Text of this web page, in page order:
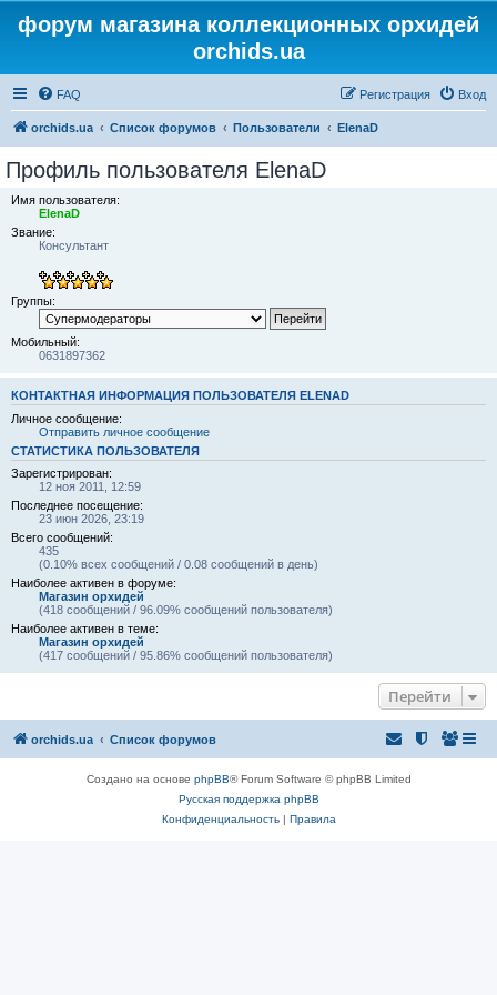
форум магазина коллекционных орхидей
orchids.ua
FAQ Вход
Регистрация
orchids.ua Список форумов Пользователи ElenaD
Профиль пользователя ElenaD
Имя пользователя:
ElenaD
Звание:
Консультант
Группы:
Мобильный:
0631897362
КОНТАКТНАЯ ИНФОРМАЦИЯ ПОЛЬЗОВАТЕЛЯ ELENAD
Личное сообщение:
Отправить личное сообщение
СТАТИСТИКА ПОЛЬЗОВАТЕЛЯ
Зарегистрирован:
12 ноя 2011, 12:59
Последнее посещение:
23 июн 2026, 23:19
Всего сообщений:
435
(0.10% всех сообщений / 0.08 сообщений в день)
Наиболее активен в форуме:
Магазин орхидей
(418 сообщений / 96.09% сообщений пользователя)
Наиболее активен в теме:
Магазин орхидей
(417 сообщений / 95.86% сообщений пользователя)
Перейти
orchids.ua Список форумов
Создано на основе phpBB® Forum Software © phpBB Limited
Русская поддержка phpBB
Конфиденциальность| Правила